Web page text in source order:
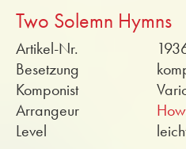
Two Solemn Hymns
Artikel-Nr.
Besetzung
Komponist
Arrangeur
Level